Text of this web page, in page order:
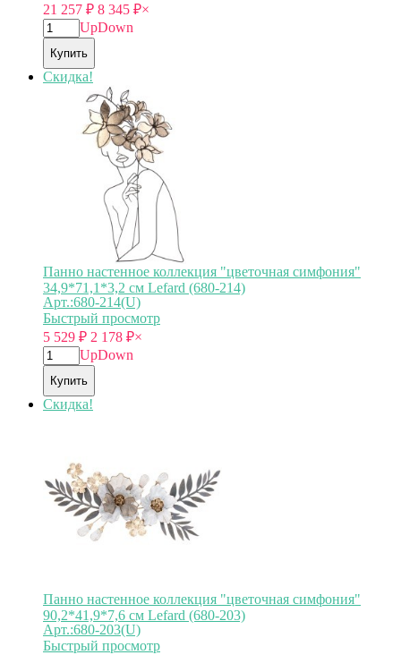
21 257 ₽ 8 345 ₽×
UpDown
Купить
Скидка!
Панно настенное коллекция "цветочная симфония"
34,9*71,1*3,2 см Lefard (680-214)
Арт.:680-214(U)
Быстрый просмотр
5 529 ₽ 2 178 ₽×
UpDown
Купить
Скидка!
Панно настенное коллекция "цветочная симфония"
90,2*41,9*7,6 см Lefard (680-203)
Арт.:680-203(U)
Быстрый просмотр